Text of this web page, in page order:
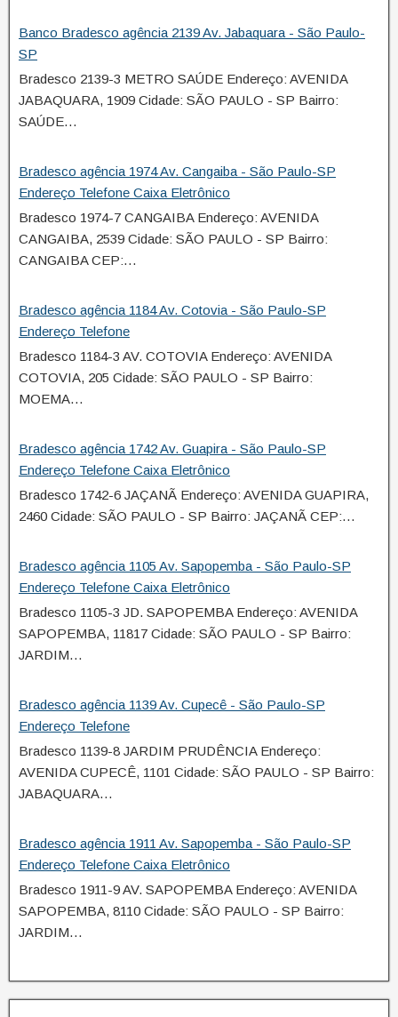
Banco Bradesco agência 2139 Av. Jabaquara - São Paulo-
SP
Bradesco 2139-3 METRO SAÚDE Endereço: AVENIDA
JABAQUARA, 1909 Cidade: SÃO PAULO - SP Bairro:
SAÚDE…
Bradesco agência 1974 Av. Cangaiba - São Paulo-SP
Endereço Telefone Caixa Eletrônico
Bradesco 1974-7 CANGAIBA Endereço: AVENIDA
CANGAIBA, 2539 Cidade: SÃO PAULO - SP Bairro:
CANGAIBA CEP:…
Bradesco agência 1184 Av. Cotovia - São Paulo-SP
Endereço Telefone
Bradesco 1184-3 AV. COTOVIA Endereço: AVENIDA
COTOVIA, 205 Cidade: SÃO PAULO - SP Bairro:
MOEMA…
Bradesco agência 1742 Av. Guapira - São Paulo-SP
Endereço Telefone Caixa Eletrônico
Bradesco 1742-6 JAÇANÃ Endereço: AVENIDA GUAPIRA,
2460 Cidade: SÃO PAULO - SP Bairro: JAÇANÃ CEP:…
Bradesco agência 1105 Av. Sapopemba - São Paulo-SP
Endereço Telefone Caixa Eletrônico
Bradesco 1105-3 JD. SAPOPEMBA Endereço: AVENIDA
SAPOPEMBA, 11817 Cidade: SÃO PAULO - SP Bairro:
JARDIM…
Bradesco agência 1139 Av. Cupecê - São Paulo-SP
Endereço Telefone
Bradesco 1139-8 JARDIM PRUDÊNCIA Endereço:
AVENIDA CUPECÊ, 1101 Cidade: SÃO PAULO - SP Bairro:
JABAQUARA…
Bradesco agência 1911 Av. Sapopemba - São Paulo-SP
Endereço Telefone Caixa Eletrônico
Bradesco 1911-9 AV. SAPOPEMBA Endereço: AVENIDA
SAPOPEMBA, 8110 Cidade: SÃO PAULO - SP Bairro:
JARDIM…